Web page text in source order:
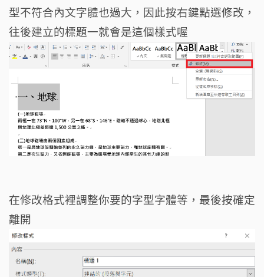
型不符合內文字體也過大，因此按右鍵點選修改，
往後建立的標題一就會是這個樣式喔
在修改格式裡調整你要的字型字體等，最後按確定
離開